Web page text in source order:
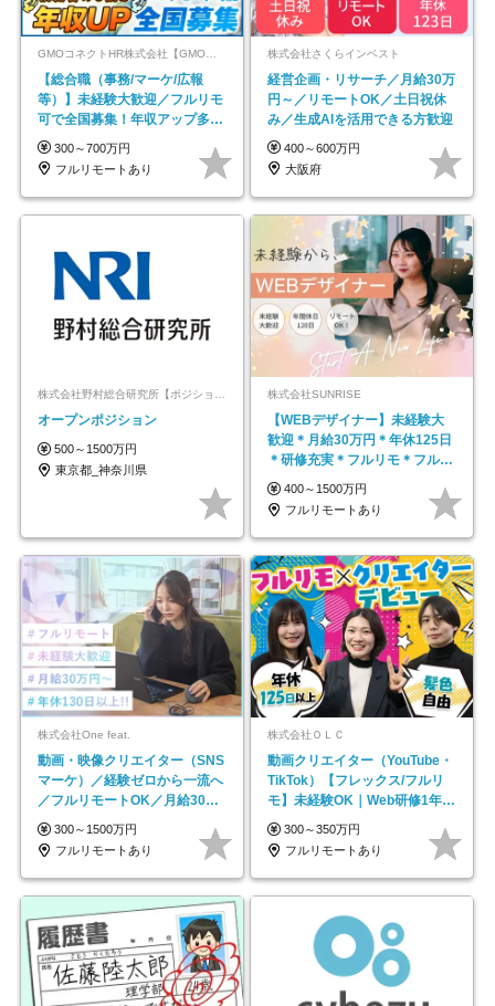
GMOコネクトHR株式会社【GMOインターネットグループ】
【総合職（事務/マーケ/広報
等）】未経験大歓迎／フルリモ
可で全国募集！年収アップ多数
★年休最大130日★
300～700万円
フルリモートあり
株式会社さくらインベスト
経営企画・リサーチ／月給30万
円～／リモートOK／土日祝休
み／生成AIを活用できる方歓迎
400～600万円
大阪府
オープンポジション
500～1500万円
東京都_神奈川県
株式会社SUNRISE
【WEBデザイナー】未経験大
歓迎＊月給30万円＊年休125日
＊研修充実＊フルリモ＊フルフ
レックス＊
400～1500万円
フルリモートあり
株式会社One feat.
動画・映像クリエイター（SNS
マーケ）／経験ゼロから一流へ
／フルリモートOK／月給30万
円～／年休130日以上
300～1500万円
フルリモートあり
株式会社ＯＬＣ
動画クリエイター（YouTube・
TikTok）【フレックス/フルリ
モ】未経験OK｜Web研修1年間
｜副業OK
300～350万円
フルリモートあり